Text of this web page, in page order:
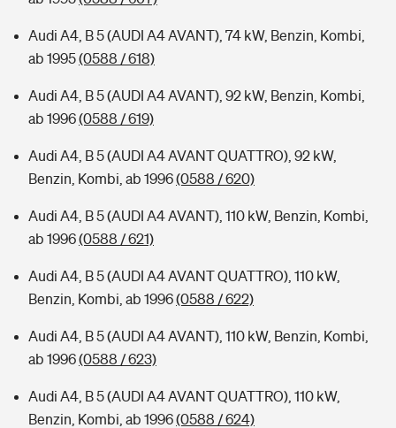
Audi A4, B 5 (AUDI A4 AVANT), 74 kW, Benzin, Kombi,
ab 1995(0588 / 618)
Audi A4, B 5 (AUDI A4 AVANT), 92 kW, Benzin, Kombi,
ab 1996(0588 / 619)
Audi A4, B 5 (AUDI A4 AVANT QUATTRO), 92 kW,
Benzin, Kombi, ab 1996(0588 / 620)
Audi A4, B 5 (AUDI A4 AVANT), 110 kW, Benzin, Kombi,
ab 1996(0588 / 621)
Audi A4, B 5 (AUDI A4 AVANT QUATTRO), 110 kW,
Benzin, Kombi, ab 1996(0588 / 622)
Audi A4, B 5 (AUDI A4 AVANT), 110 kW, Benzin, Kombi,
ab 1996(0588 / 623)
Audi A4, B 5 (AUDI A4 AVANT QUATTRO), 110 kW,
Benzin, Kombi, ab 1996(0588 / 624)